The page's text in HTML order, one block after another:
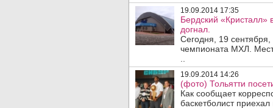
19.09.2014 17:35
Бердский «Кристалл»
догнал.
Сегодня, 19 сентября,
чемпионата МХЛ.
19.09.2014 14:26
(фото) Тольятти
Как сообщает
баскетболист